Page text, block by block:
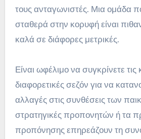
τους ανταγωνιστές. Μια ομάδα
σταθερά στην κορυφή είναι
καλά σε διάφορες μετρικές.
Είναι ωφέλιμο να συγκρίνετε τις
διαφορετικές σεζόν για να
αλλαγές στις συνθέσεις των
στρατηγικές προπονητών ή τα
προπόνησης επηρεάζουν τη